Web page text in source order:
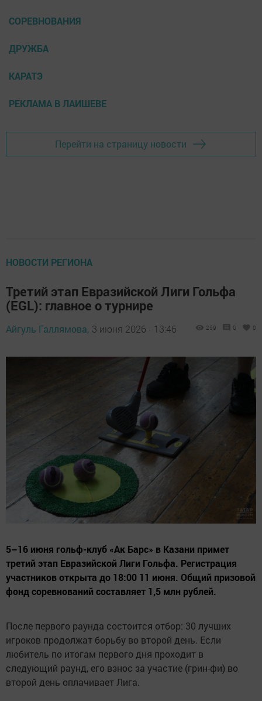
СОРЕВНОВАНИЯ
ДРУЖБА
КАРАТЭ
РЕКЛАМА В ЛАИШЕВЕ
Перейти на страницу новости
НОВОСТИ РЕГИОНА
Третий этап Евразийской Лиги Гольфа
(EGL): главное о турнире
Айгуль Галлямова, 3 июня 2026 - 13:46 259 0 0
5–16 июня гольф-клуб «Ак Барс» в Казани примет
третий этап Евразийской Лиги Гольфа. Регистрация
участников открыта до 18:00 11 июня. Общий призовой
фонд соревнований составляет 1,5 млн рублей.
После первого раунда состоится отбор: 30 лучших
игроков продолжат борьбу во второй день. Если
любитель по итогам первого дня проходит в
следующий раунд, его взнос за участие (грин-фи) во
второй день оплачивает Лига.